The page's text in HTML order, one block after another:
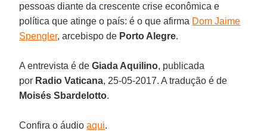
pessoas diante da crescente crise econômica e
política que atinge o país: é o que afirma Dom Jaime
Spengler, arcebispo de Porto Alegre.
A entrevista é deGiada Aquilino, publicada
por Radio Vaticana, 25-05-2017. A tradução é de
Moisés Sbardelotto.
Confira o áudioaqui.